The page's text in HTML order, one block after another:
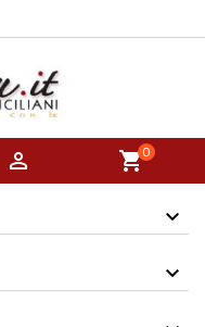
 shopping_cart0